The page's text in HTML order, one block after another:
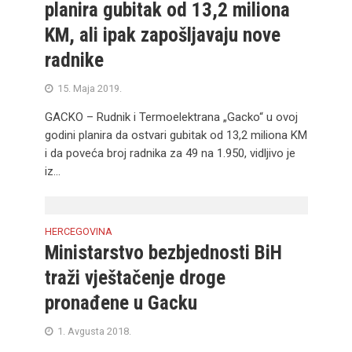
planira gubitak od 13,2 miliona
KM, ali ipak zapošljavaju nove
radnike
15. Maja 2019.
GACKO – Rudnik i Termoelektrana „Gacko“ u ovoj
godini planira da ostvari gubitak od 13,2 miliona KM
i da poveća broj radnika za 49 na 1.950, vidljivo je
iz...
HERCEGOVINA
Ministarstvo bezbjednosti BiH
traži vještačenje droge
pronađene u Gacku
1. Avgusta 2018.